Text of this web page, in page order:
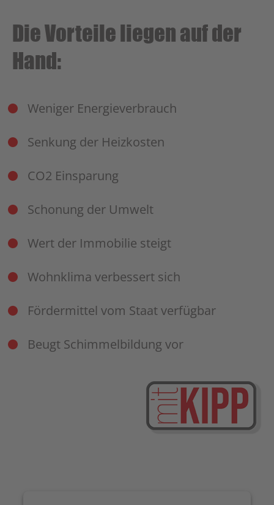
Die Vorteile liegen auf der
Hand:
Weniger Energieverbrauch
Senkung der Heizkosten
CO2 Einsparung
Schonung der Umwelt
Wert der Immobilie steigt
Wohnklima verbessert sich
Fördermittel vom Staat verfügbar
Beugt Schimmelbildung vor